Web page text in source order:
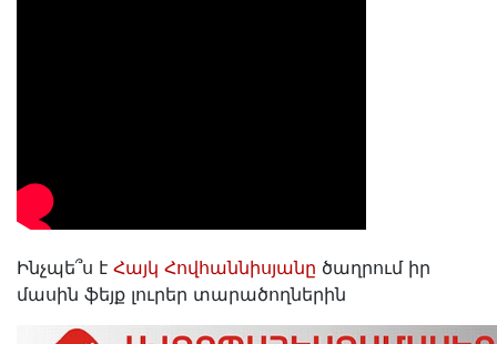
Ինչպե՞ս է Հայկ Հովհաննիսյանը ծաղրում իր
մասին ֆեյք լուրեր տարածողներին